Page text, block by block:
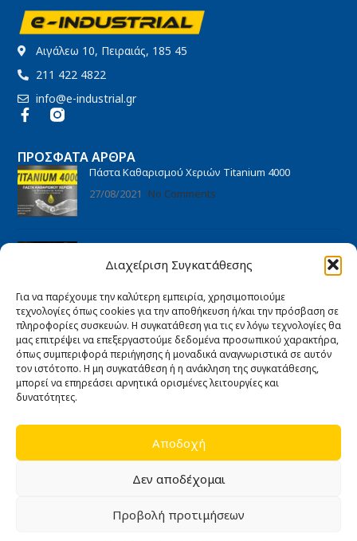
Διαχείριση Συγκατάθεσης
Για να παρέχουμε την καλύτερη εμπειρία, χρησιμοποιούμε
τεχνολογίες όπως cookies για την αποθήκευση ή/και την πρόσβαση σε
πληροφορίες συσκευών. Η συγκατάθεση για τις εν λόγω τεχνολογίες θα
μας επιτρέψει να επεξεργαστούμε δεδομένα προσωπικού χαρακτήρα,
όπως συμπεριφορά περιήγησης ή μοναδικά αναγνωριστικά σε αυτόν
τον ιστότοπο. Η μη συγκατάθεση ή η ανάκληση της συγκατάθεσης,
μπορεί να επηρεάσει αρνητικά ορισμένες λειτουργίες και
δυνατότητες.
Αποδοχή
Δεν αποδέχομαι
Προβολή προτιμήσεων
Αιγάλεω 10, Πειραιάς, 185 45
211 422 4822
info@e-industrial.gr
ΠΡΌΣΦΑΤΑ ΆΡΘΡΑ
Πάστα Καθαρισμού Χεριών Titanium 4000
27/08/2021
No Comments
27/08/2021 No Comments
ΠΛΗΡΟΦΟΡΊΕΣ
Αρχική
Ποιοι είμαστε
Άρθρα
Εγγύηση καλής λειτουργίας
Πολιτική Απορρήτου